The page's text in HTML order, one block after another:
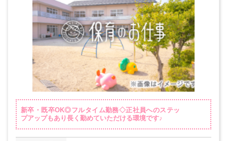
新卒・既卒OK◎フルタイム勤務◇正社員へのステッ
プアップもあり長く勤めていただける環境です♪